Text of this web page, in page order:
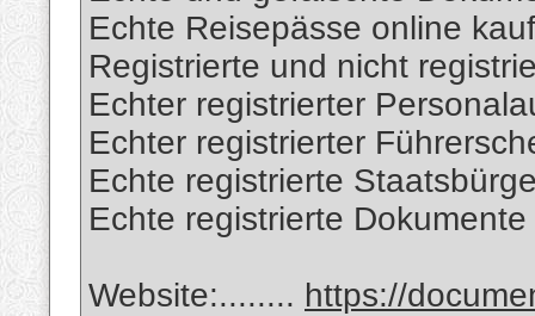
Echte Reisepässe online
Registrierte und nicht
Echter registrierter
Echter registrierter
Echte registrierte
Echte registrierte
Website:........ https://